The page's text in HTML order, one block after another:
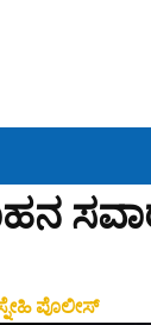
ಪೊಲೀಸ್